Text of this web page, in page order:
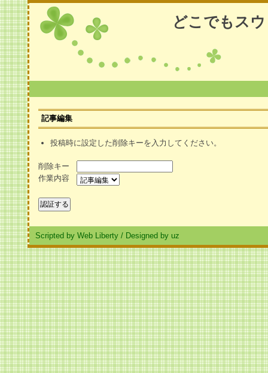
どこでもス
記事編集
投稿時に設定した削除キーを入力してください。
削除キー
作業内容
Scripted by Web Liberty / Designed by uz